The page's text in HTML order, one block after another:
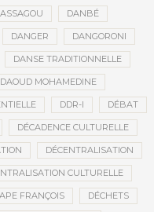
DANBÉ
DANGER DANGORONI
DANSE TRADITIONNELLE
DAOUD MOHAMEDINE
DDR-I DÉBAT
DÉCADENCE CULTURELLE
DÉCENTRALISATION
CULTURELLE
FRANÇOIS DÉCHETS